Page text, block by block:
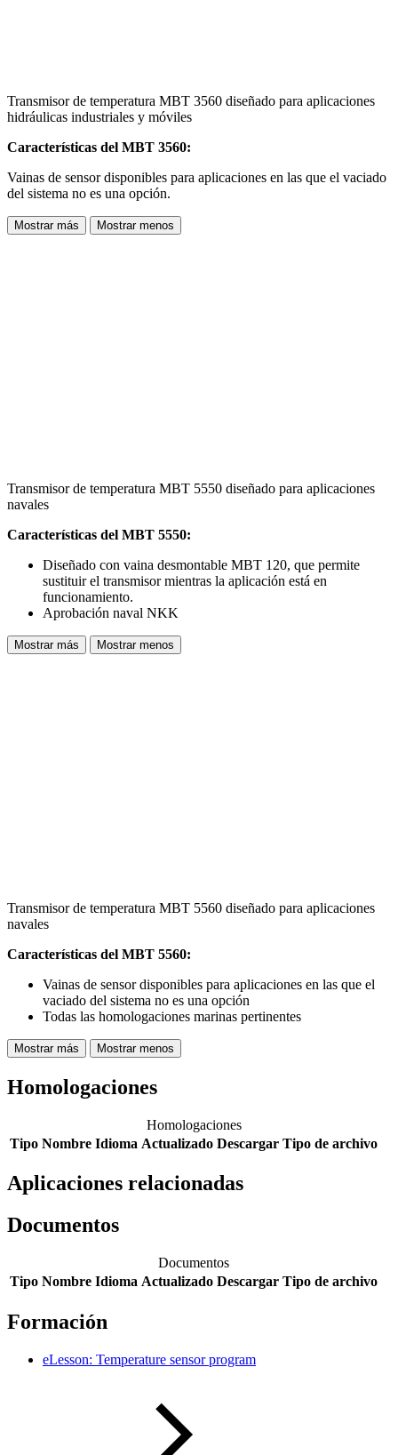
Transmisor de temperatura MBT 3560 diseñado para aplicaciones
hidráulicas industriales y móviles
Características del MBT 3560:
Vainas de sensor disponibles para aplicaciones en las que el vaciado
del sistema no es una opción.
Mostrar más Mostrar menos
Transmisor de temperatura MBT 5550 diseñado para aplicaciones
navales
Características del MBT 5550:
Diseñado con vaina desmontable MBT 120, que permite
sustituir el transmisor mientras la aplicación está en
funcionamiento.
Aprobación naval NKK
Mostrar más Mostrar menos
Transmisor de temperatura MBT 5560 diseñado para aplicaciones
navales
Características del MBT 5560:
Vainas de sensor disponibles para aplicaciones en las que el
vaciado del sistema no es una opción
Todas las homologaciones marinas pertinentes
Mostrar más Mostrar menos
Homologaciones
Homologaciones
Tipo Nombre Idioma Actualizado Descargar Tipo de archivo
Aplicaciones relacionadas
Documentos
Documentos
Tipo Nombre Idioma Actualizado Descargar Tipo de archivo
Formación
eLesson: Temperature sensor program